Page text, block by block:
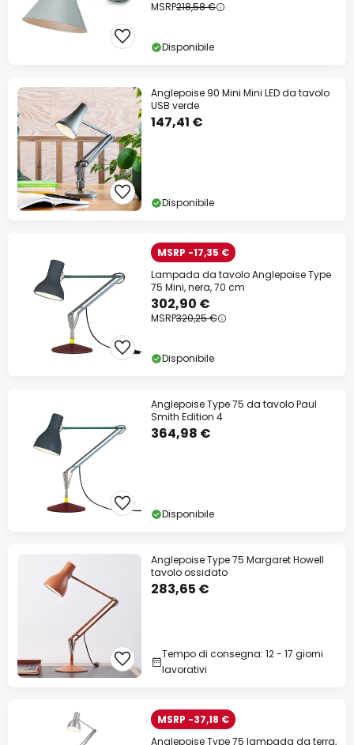
MSRP218,58 €
Disponibile
Anglepoise 90 Mini Mini LED da tavolo
USB verde
147,41 €
Disponibile
MSRP -17,35 €
Lampada da tavolo Anglepoise Type
75 Mini, nera, 70 cm
302,90 €
MSRP320,25 €
Disponibile
Anglepoise Type 75 da tavolo Paul
Smith Edition 4
364,98 €
Disponibile
Anglepoise Type 75 Margaret Howell
tavolo ossidato
283,65 €
Tempo di consegna: 12 - 17 giorni
lavorativi
MSRP -37,18 €
Anglepoise Type 75 lampada da terra,